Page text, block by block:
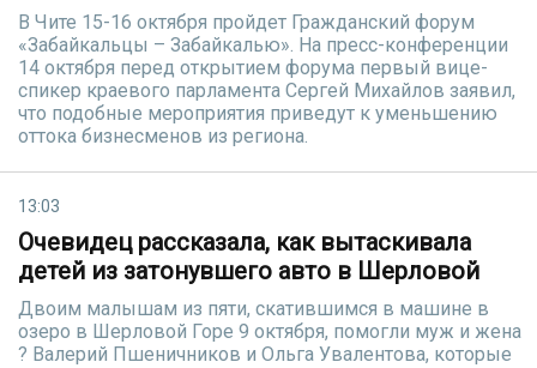
В Чите 15-16 октября пройдет Гражданский форум
«Забайкальцы – Забайкалью». На пресс-конференции
14 октября перед открытием форума первый вице-
спикер краевого парламента Сергей Михайлов заявил,
что подобные мероприятия приведут к уменьшению
оттока бизнесменов из региона.
13:03
Очевидец рассказала, как вытаскивала
детей из затонувшего авто в Шерловой
Двоим малышам из пяти, скатившимся в машине в
озеро в Шерловой Горе 9 октября, помогли муж и жена
? Валерий Пшеничников и Ольга Увалентова, которые